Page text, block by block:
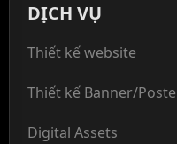
DỊCH VỤ
Thiết kế website
Thiết kế Banner/
Digital Assets